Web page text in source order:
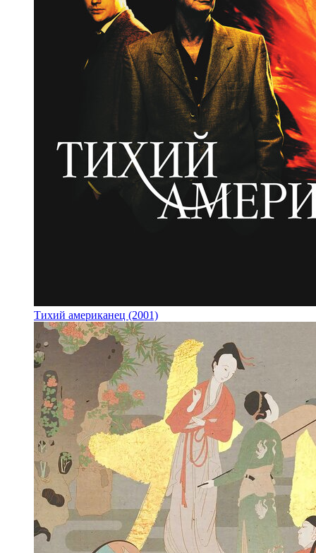
Тихий американец (2001)